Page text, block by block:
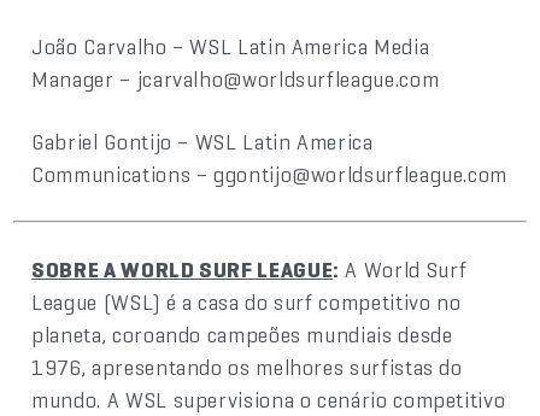
João Carvalho – WSL Latin America Media
Manager – jcarvalho@worldsurfleague.com
Gabriel Gontijo – WSL Latin America
Communications – ggontijo@worldsurfleague.com
SOBRE A WORLD SURF LEAGUE: A World Surf
League (WSL) é a casa do surf competitivo no
planeta, coroando campeões mundiais desde
1976, apresentando os melhores surfistas do
mundo. A WSL supervisiona o cenário competitivo